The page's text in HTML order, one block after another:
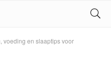
voeding en slaaptips voor